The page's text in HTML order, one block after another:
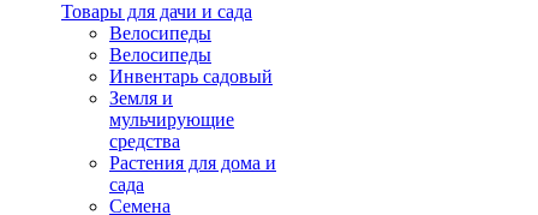
Товары для дачи и сада
Велосипеды
Велосипеды
Инвентарь садовый
Земля и
мульчирующие
средства
Растения для дома и
сада
Семена